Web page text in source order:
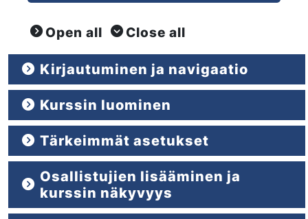
Close
Open all Open
Close all
Close
Kirjautuminen ja navigaatio
Close
Kurssin luominen
Close
Tärkeimmät asetukset
Close
Osallistujien lisääminen ja
kurssin näkyvyys